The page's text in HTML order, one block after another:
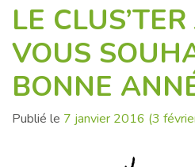
LE
VOUS
BONNE
Publié le 7 janvier 2016 (3